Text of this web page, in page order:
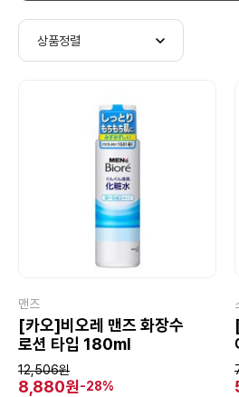
맨즈
[카오]비오레 맨즈 화장수
로션 타입 180ml
12,506원
8,880원-28%